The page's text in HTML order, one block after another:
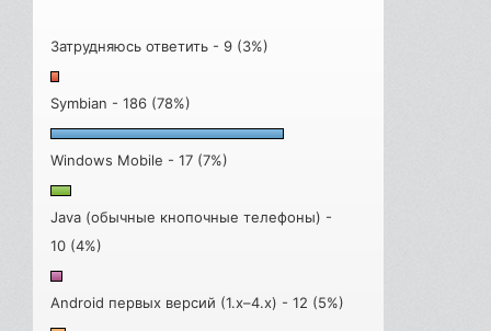
Затрудняюсь ответить - 9 (3%)
Symbian - 186 (78%)
Windows Mobile - 17 (7%)
Java (обычные кнопочные телефоны) -
10 (4%)
Android первых версий (1.x–4.x) - 12 (5%)